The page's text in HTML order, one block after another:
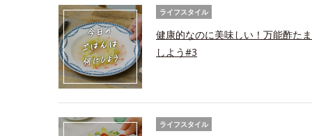
ライフスタイル
健康的なのに美味しい！万能酢た
しよう#3
ライフスタイル